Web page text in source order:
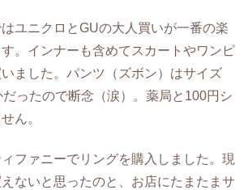
ユニクロとGUの大人買いが一番の楽
。インナーも含めてスカートやワンピ
ました。パンツ（ズボン）はサイズ
ったので断念（涙）。薬局と100円シ
ん。
ファニーでリングを購入しました。現
ないと思ったのと、お店にたまたまサ